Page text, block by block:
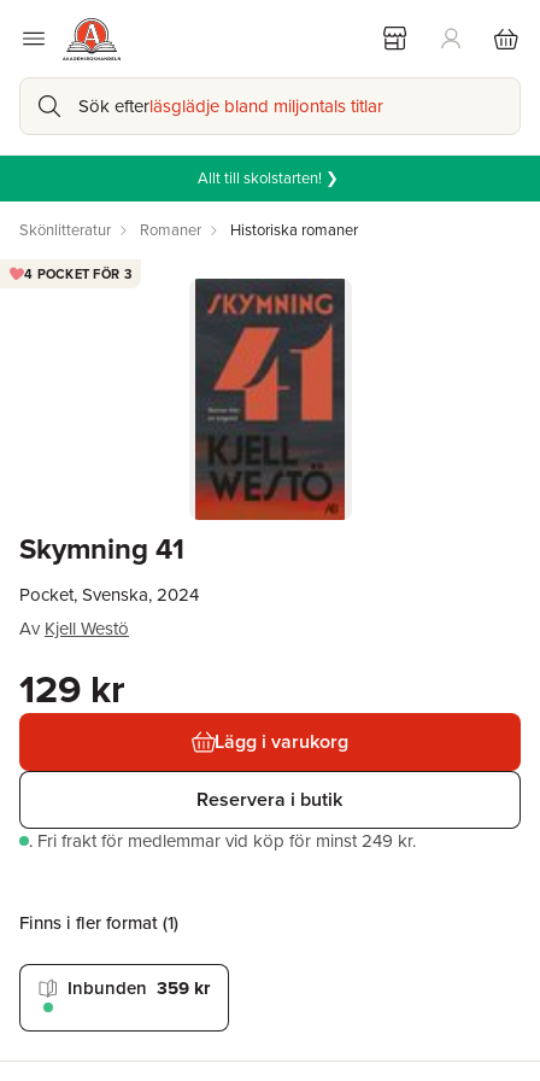
Sök efterläsglädje bland miljontals titlar
Allt till skolstarten! ❯
Skönlitteratur Romaner Historiska romaner
Skymning 41
4 POCKET FÖR 3
Pocket, Svenska, 2024
Av Kjell Westö
129 kr
Lägg i varukorg
Reservera i butik
. Fri frakt för medlemmar vid köp för minst 249 kr.
Finns i fler format (1)
Inbunden 359 kr